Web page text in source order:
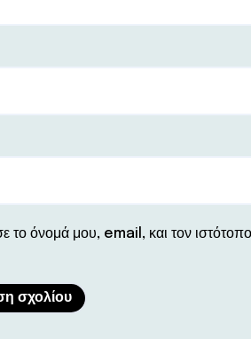
το όνομά μου, email, και τον